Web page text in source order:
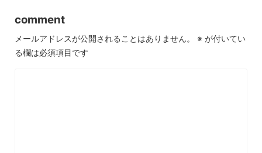
comment
メールアドレスが公開されることはありません。 ※ が付いてい
る欄は必須項目です